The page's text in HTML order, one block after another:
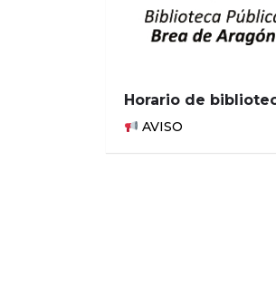
Horario de
AVISO